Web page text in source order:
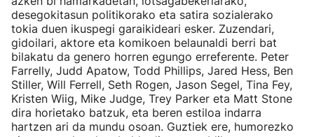
desegokitasun politikorako eta satira sozialerako
tokia duen ikuspegi garaikideari esker. Zuzendari,
gidoilari, aktore eta komikoen belaunaldi berri bat
bilakatu da genero horren egungo erreferente. Peter
Farrelly, Judd Apatow, Todd Phillips, Jared Hess, Ben
Stiller, Will Ferrell, Seth Rogen, Jason Segel, Tina Fey,
Kristen Wiig, Mike Judge, Trey Parker eta Matt Stone
dira horietako batzuk, eta beren estiloa indarra
hartzen ari da mundu osoan. Guztiek ere, humorezko